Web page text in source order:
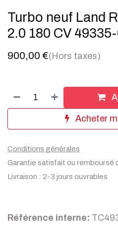
Turbo neuf Land
2.0 180 CV
900,00 €(Hors taxes)
Acheter
Conditions générales
Garantie satisfait ou remboursé
Livraison : 2-3 jours ouvrables
Référence interne: